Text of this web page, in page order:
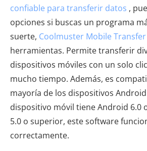
confiable para transferir datos ,
opciones si buscas un programa
suerte, Coolmuster Mobile Transfer
herramientas. Permite transferir
dispositivos móviles con un solo
mucho tiempo. Además, es
mayoría de los dispositivos Android
dispositivo móvil tiene Android 6.0
5.0 o superior, este software
correctamente.